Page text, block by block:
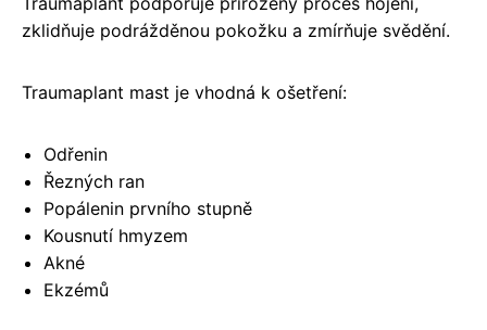
zklidňuje podrážděnou pokožku a zmírňuje svědění.
Traumaplant mast je vhodná k ošetření:
Odřenin
Řezných ran
Popálenin prvního stupně
Kousnutí hmyzem
Akné
Ekzémů